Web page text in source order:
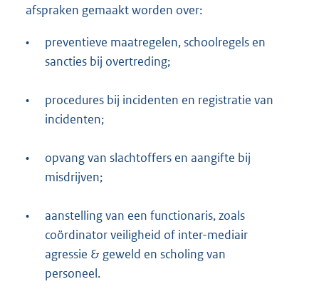
afspraken gemaakt worden over:
•
preventieve maatregelen, schoolregels en
sancties bij overtreding;
•
procedures bij incidenten en registratie van
incidenten;
•
opvang van slachtoffers en aangifte bij
misdrijven;
•
aanstelling van een functionaris, zoals
coördinator veiligheid of inter-mediair
agressie & geweld en scholing van
personeel.